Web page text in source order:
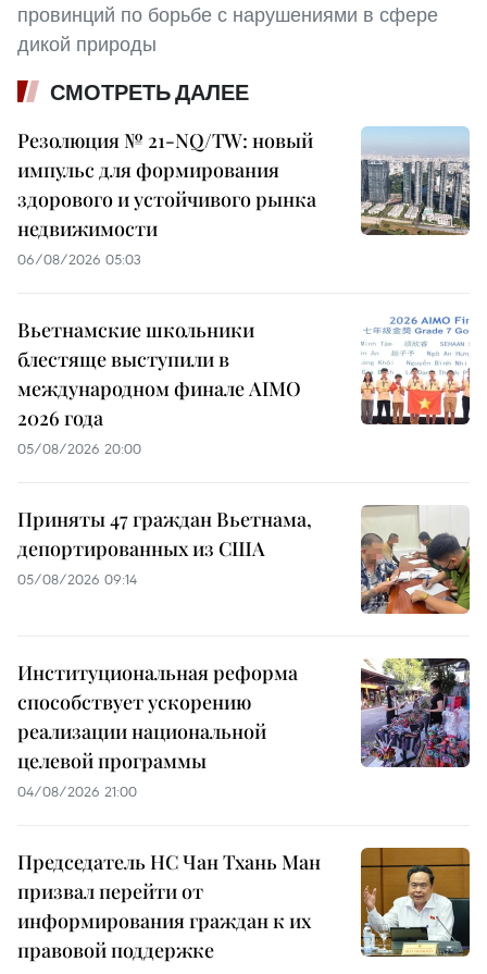
провинций по борьбе с нарушениями в сфере
дикой природы
СМОТРЕТЬ ДАЛЕЕ
Резолюция № 21-NQ/TW: новый
импульс для формирования
здорового и устойчивого рынка
недвижимости
06/08/2026 05:03
Вьетнамские школьники
блестяще выступили в
международном финале AIMO
2026 года
05/08/2026 20:00
Приняты 47 граждан Вьетнама,
депортированных из США
05/08/2026 09:14
Институциональная реформа
способствует ускорению
реализации национальной
целевой программы
04/08/2026 21:00
Председатель НС Чан Тхань Ман
призвал перейти от
информирования граждан к их
правовой поддержке